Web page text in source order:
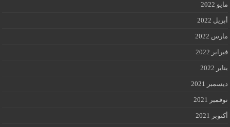
مايو 2022
أبريل 2022
مارس 2022
فبراير 2022
يناير 2022
ديسمبر 2021
نوفمبر 2021
أكتوبر 2021